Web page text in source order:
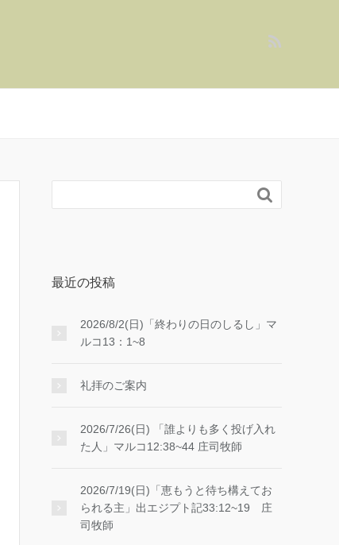

最近の投稿
2026/8/2(日)「終わりの日のしるし」マ
ルコ13：1~8
礼拝のご案内
2026/7/26(日) 「誰よりも多く投げ入れ
た人」マルコ12:38~44 庄司牧師
2026/7/19(日)「恵もうと待ち構えてお
られる主」出エジプト記33:12~19 庄
司牧師